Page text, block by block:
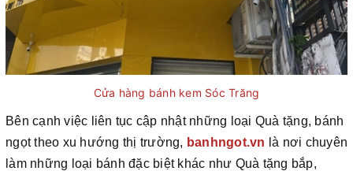
Cửa hàng bánh kem Sóc Trăng
Bên cạnh việc liên tục cập nhật những loại Quà tặng, bánh
ngọt theo xu hướng thị trường, banhngot.vn là nơi chuyên
làm những loại bánh đặc biệt khác như Quà tặng bắp,